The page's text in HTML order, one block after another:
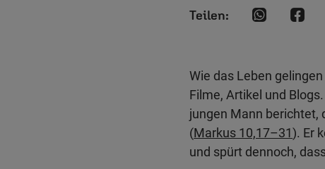
Wie das Leben
Filme, Artikel und
jungen Mann berichtet,
(Markus 10,17–31). Er
und spürt dennoch,